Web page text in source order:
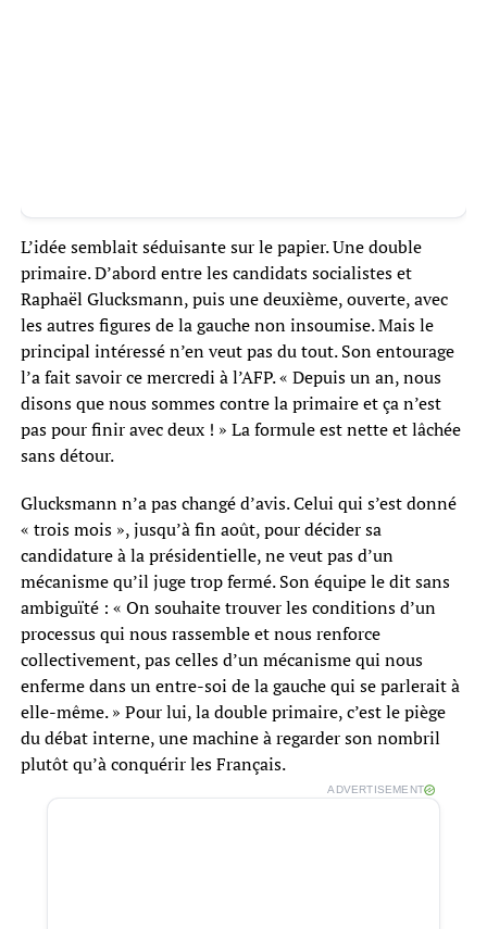
L’idée semblait séduisante sur le papier. Une double
primaire. D’abord entre les candidats socialistes et
Raphaël Glucksmann, puis une deuxième, ouverte, avec
les autres figures de la gauche non insoumise. Mais le
principal intéressé n’en veut pas du tout. Son entourage
l’a fait savoir ce mercredi à l’AFP. « Depuis un an, nous
disons que nous sommes contre la primaire et ça n’est
pas pour finir avec deux ! » La formule est nette et lâchée
sans détour.
Glucksmann n’a pas changé d’avis. Celui qui s’est donné
« trois mois », jusqu’à fin août, pour décider sa
candidature à la présidentielle, ne veut pas d’un
mécanisme qu’il juge trop fermé. Son équipe le dit sans
ambiguïté : « On souhaite trouver les conditions d’un
processus qui nous rassemble et nous renforce
collectivement, pas celles d’un mécanisme qui nous
enferme dans un entre-soi de la gauche qui se parlerait à
elle-même. » Pour lui, la double primaire, c’est le piège
du débat interne, une machine à regarder son nombril
plutôt qu’à conquérir les Français.
ADVERTISEMENT